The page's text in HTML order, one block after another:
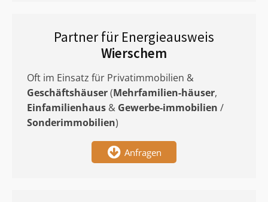
Partner für Energieausweis
Wierschem
Oft im Einsatz für Privatimmobilien &
Geschäftshäuser(Mehrfamilien-häuser,
Einfamilienhaus & Gewerbe-immobilien /
Sonderimmobilien)
Anfragen